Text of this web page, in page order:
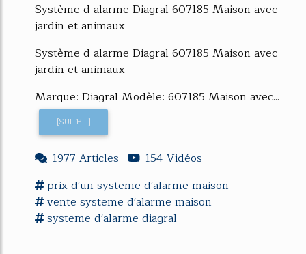
Système d alarme Diagral 607185 Maison avec
jardin et animaux
Système d alarme Diagral 607185 Maison avec
jardin et animaux
Marque: Diagral Modèle: 607185 Maison avec...
[SUITE...]
1977 Articles
154 Vidéos
prix d'un systeme d'alarme maison
vente systeme d'alarme maison
systeme d'alarme diagral